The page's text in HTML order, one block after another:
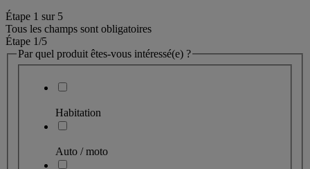
Étape 1 sur 5
Tous les champs sont obligatoires
Étape 1/5
Par quel produit êtes-vous intéressé(e) ?
Habitation
Auto / moto